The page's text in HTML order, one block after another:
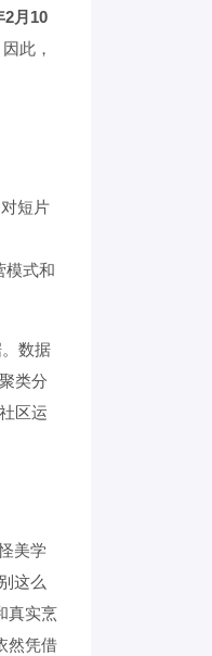
2月10
此，
短片
模式和
数据
类分
区运
美学
这么
真实烹
然凭借